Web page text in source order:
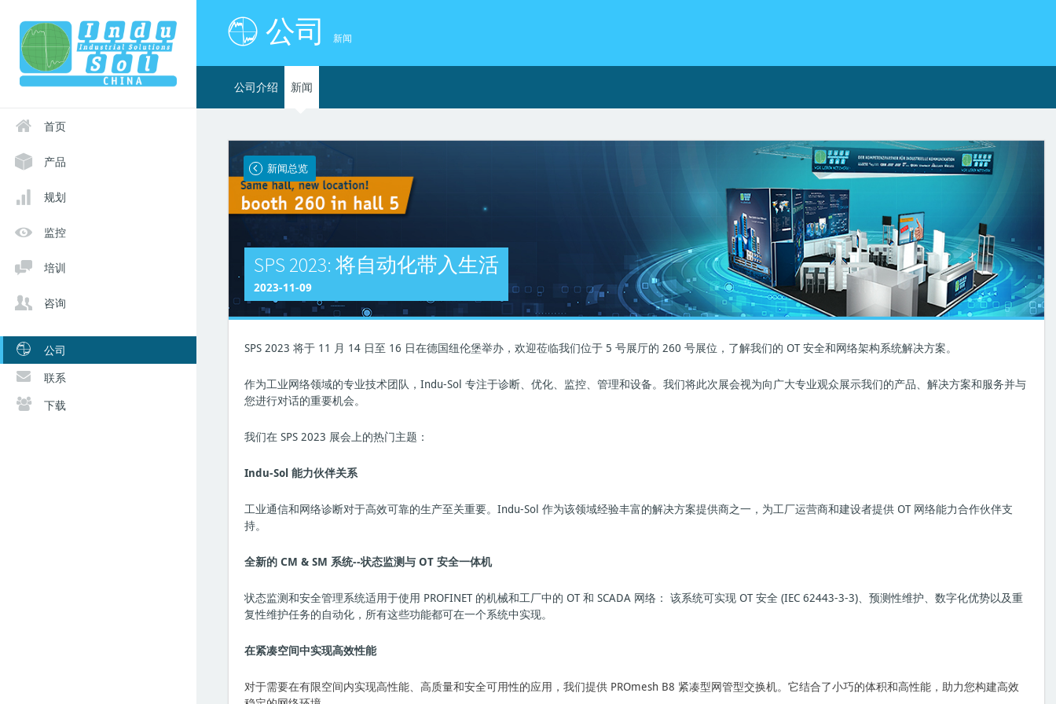
首页
产品
解决方案
规划
监控
培训
咨询
公司
式
术(北京) 有限公司
望京中环南路7号A楼3层
/ 84787311
联系
下载
公司 新闻
公司介绍 新闻
新闻总览
SPS 2023: 将自动化带入生活
2023-11-09
SPS 2023 将于 11 月 14 日至 16 日在德国纽伦堡举办，欢迎莅临我们位于 5 号展厅的 260 号展位，了解我们的 OT 安全和网络架构系统解决方案。
作为工业网络领域的专业技术团队，Indu-Sol 专注于诊断、优化、监控、管理和设备。我们将此次展会视为向广大专业观众展示我们的产品、解决方案和服务并与
您进行对话的重要机会。
我们在 SPS 2023 展会上的热门主题：
Indu-Sol 能力伙伴关系
工业通信和网络诊断对于高效可靠的生产至关重要。Indu-Sol 作为该领域经验丰富的解决方案提供商之一，为工厂运营商和建设者提供 OT 网络能力合作伙伴支
持。
全新的 CM & SM 系统--状态监测与 OT 安全一体机
状态监测和安全管理系统适用于使用 PROFINET 的机械和工厂中的 OT 和 SCADA 网络： 该系统可实现 OT 安全 (IEC 62443-3-3)、预测性维护、数字化优势以及重
复性维护任务的自动化，所有这些功能都可在一个系统中实现。
在紧凑空间中实现高效性能
对于需要在有限空间内实现高性能、高质量和安全可用性的应用，我们提供 PROmesh B8 紧凑型网管型交换机。它结合了小巧的体积和高性能，助力您构建高效